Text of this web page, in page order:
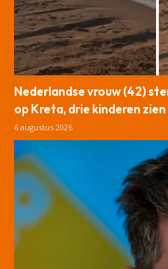
Nederlandse vrouw (42)
op Kreta, drie kinderen
6 augustus 2026